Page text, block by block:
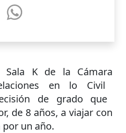
Sala Kde la Cámara
en lo Civil
de grado que
de 8 años, a viajar con
por un año.